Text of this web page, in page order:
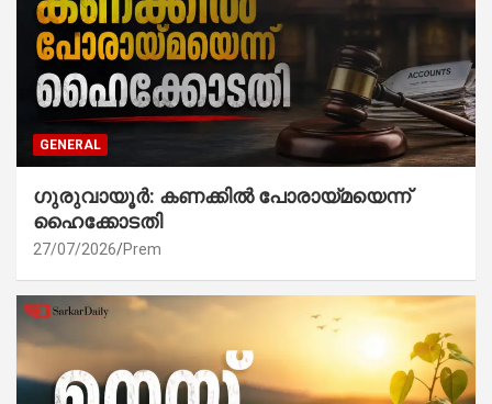
GENERAL
ഗുരുവായൂർ: കണക്കിൽ പോരായ്മയെന്ന്
ഹൈക്കോടതി
27/07/2026 Prem